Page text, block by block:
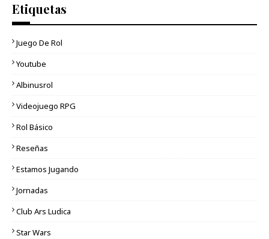
Etiquetas
Juego De Rol
Youtube
Albinusrol
Videojuego RPG
Rol Básico
Reseñas
Estamos Jugando
Jornadas
Club Ars Ludica
Star Wars